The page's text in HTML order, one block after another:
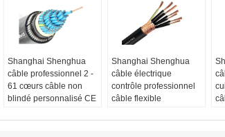
Shanghai Shenghua
câble professionnel 2 -
61 cœurs câble non
blindé personnalisé CE
Insualtion:XLPE
Shanghai Shenghua
câble électrique
contrôle professionnel
câble flexible
certification